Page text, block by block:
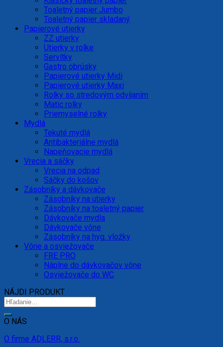
Toaletný papier Jumbo
Toaletný papier skladaný
Papierové utierky
ZZ utierky
Utierky v rolke
Servítky
Gastro obrúsky
Papierové utierky Midi
Papierové utierky Maxi
Rolky so stredovým odvíjaním
Matic rolky
Priemyselné rolky
Mydlá
Tekuté mydlá
Antibakteriálne mydlá
Napeňovacie mydlá
Vrecia a sáčky
Vrecia na odpad
Sáčky do košov
Zásobníky a dávkovače
Zásobníky na utierky
Zásobníky na toaletný papier
Dávkovače mydla
Dávkovače vône
Zásobníky na hyg. vložky
Vône a osviežovače
FRE PRO
Náplne do dávkovačov vône
Osviežovače do WC
NÁJDI PRODUKT
O NÁS
O firme ADLERR, s.r.o.